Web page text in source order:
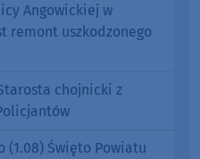
Angowickiej w
remont uszkodzonego
chojnicki z
(1.08) Święto Powiatu